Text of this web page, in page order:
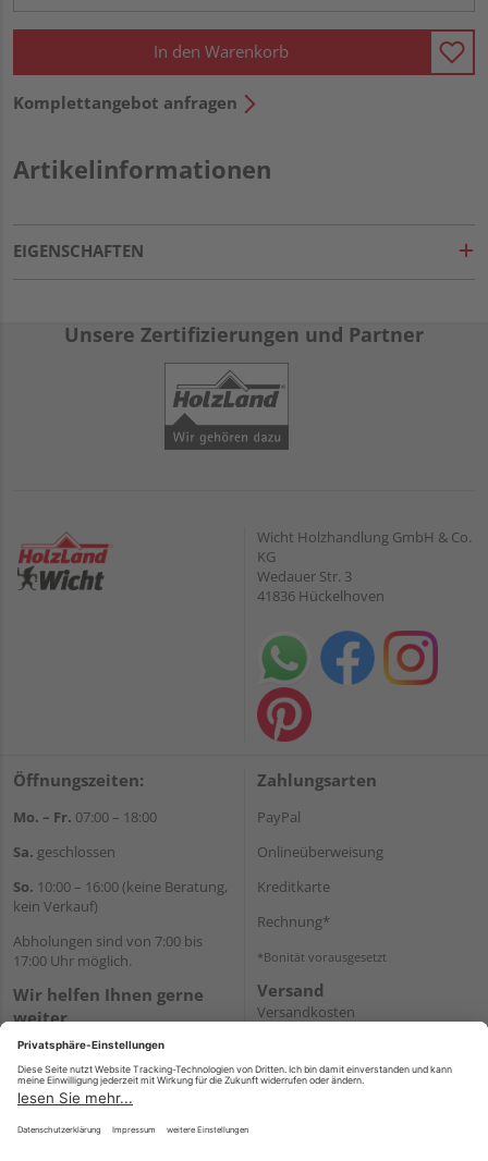
In den Warenkorb
Komplettangebot anfragen
Artikelinformationen
EIGENSCHAFTEN
Unsere Zertifizierungen und Partner
Wicht Holzhandlung GmbH & Co.
KG
Wedauer Str. 3
41836 Hückelhoven
Öffnungszeiten:
Mo. – Fr. 07:00 – 18:00
Sa. geschlossen
So. 10:00 – 16:00 (keine Beratung,
kein Verkauf)
Abholungen sind von 7:00 bis
17:00 Uhr möglich.
Wir helfen Ihnen gerne
weiter
Tel.:+49 2462 99099
WhatsApp
Zahlungsarten
PayPal
Onlineüberweisung
Kreditkarte
Rechnung*
*Bonität vorausgesetzt
Versand
Versandkosten